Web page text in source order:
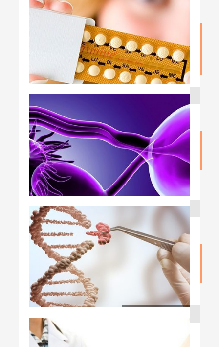
برداشتن رحم و بستن لوله ها برای جلوگیری از
سرطان تخمدان
نوشته admin
۲۵ اردیبهشت ۱۳۹۹
قرص های ضد بارداری و سرطان تخمدان
نوشته admin
۲۲ اردیبهشت ۱۳۹۹
نقش استروژن در سرطان تخمدان
نوشته admin